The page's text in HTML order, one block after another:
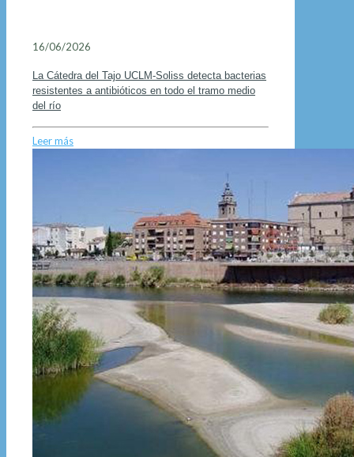
16/06/2026
La Cátedra del Tajo UCLM-Soliss detecta bacterias
resistentes a antibióticos en todo el tramo medio
del río
Leer más